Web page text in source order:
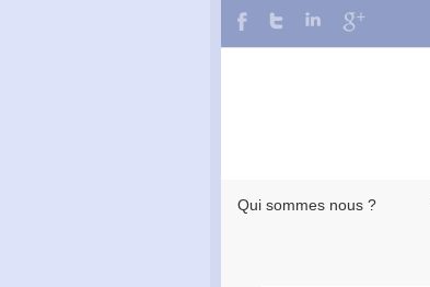
Qui sommes nous ?